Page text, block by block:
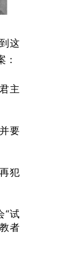
这
主
要
犯
“试
者